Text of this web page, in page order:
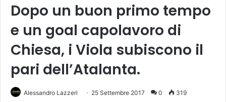
Dopo un buon primo tempo
e un goal capolavoro di
Chiesa, i Viola subiscono il
pari dell’Atalanta.
Alessandro Lazzeri 25 Settembre 2017 0 319